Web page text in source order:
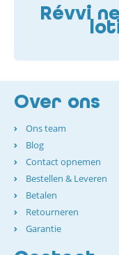
Révvi
Over ons
Ons team
Blog
Contact opnemen
Bestellen & Leveren
Betalen
Retourneren
Garantie